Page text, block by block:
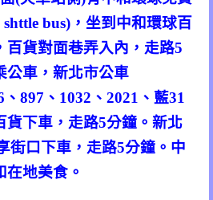
bus)，坐到中和環球百
百貨對面巷弄入內，走路5
公車，新北市公車
897、1032、2021、藍31
貨下車，走路5分鐘。新北
街口下車，走路5分鐘。中
地美食。